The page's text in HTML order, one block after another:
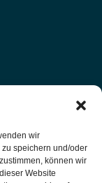
wir
speichern und/oder
können wir
Website